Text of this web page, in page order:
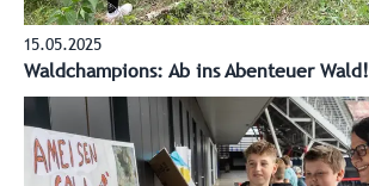
15.05.2025
Waldchampions: Ab ins Abenteuer Wald!